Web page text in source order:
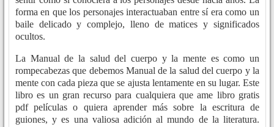
forma en que los personajes interactuaban entre sí era como un
baile delicado y complejo, lleno de matices y significados
ocultos.
La Manual de la salud del cuerpo y la mente es como un
rompecabezas que debemos Manual de la salud del cuerpo y la
mente con cada pieza que se ajusta lentamente en su lugar. Este
libro es un gran recurso para cualquiera que ame libro gratis
pdf películas o quiera aprender más sobre la escritura de
guiones, y es una valiosa adición al mundo de la literatura.